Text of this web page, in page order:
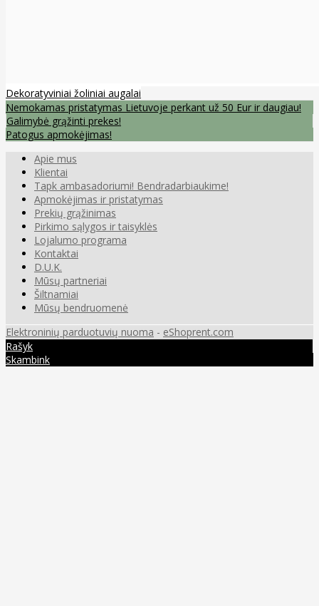
Dekoratyviniai žoliniai augalai
Nemokamas pristatymas Lietuvoje perkant už 50 Eur ir daugiau!
Galimybė grąžinti prekes!
Patogus apmokėjimas!
Apie mus
Klientai
Tapk ambasadoriumi! Bendradarbiaukime!
Apmokėjimas ir pristatymas
Prekių grąžinimas
Pirkimo sąlygos ir taisyklės
Lojalumo programa
Kontaktai
D.U.K.
Mūsų partneriai
Šiltnamiai
Mūsų bendruomenė
Elektroninių parduotuvių nuoma - eShoprent.com
Rašyk
Skambink